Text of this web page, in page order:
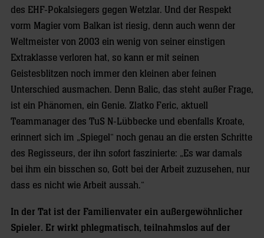
des EHF-Pokalsiegers gegen Wetzlar. Und der Respekt
vorm Magier vom Balkan ist riesig, denn auch wenn der
Weltmeister von 2003 ein wenig von seiner einstigen
Extraklasse verloren hat, so kann er mit seinen
Geistesblitzen noch immer den kleinen aber feinen
Unterschied ausmachen. Denn Balic, das steht außer Frage,
ist ein Phänomen, ein Genie. Zlatko Feric, aktuell
Teammanager des TuS N-Lübbecke und ebenfalls Kroate,
erinnert sich im „Spiegel“ noch genau an die ersten Schritte
des Regisseurs, der ihn sofort faszinierte: „Es war damals
bei ihm ein bisschen so, Gott bei der Arbeit zuzusehen, nur
dass es nicht wie Arbeit aussah.“
In der Tat ist der Familienvater ein außergewöhnlicher
Spieler. Er wirkt phlegmatisch, teilnahmslos auf der